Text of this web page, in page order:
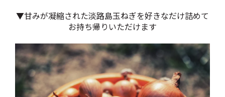
▼甘みが凝縮された淡路島玉ねぎを好きなだけ詰めて
お持ち帰りいただけます